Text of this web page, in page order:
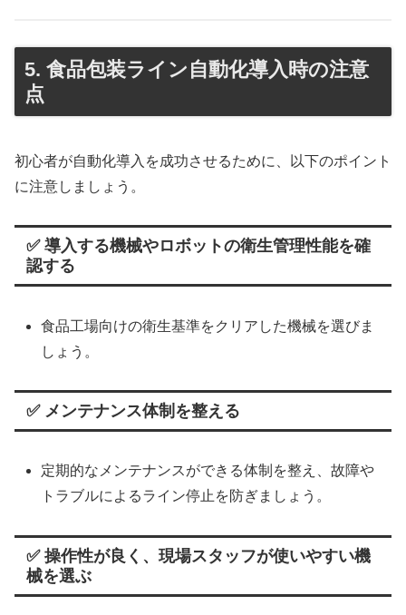
5. 食品包装ライン自動化導入時の注意
点
初心者が自動化導入を成功させるために、以下のポイント
に注意しましょう。
✅ 導入する機械やロボットの衛生管理性能を確
認する
食品工場向けの衛生基準をクリアした機械を選びま
しょう。
✅ メンテナンス体制を整える
定期的なメンテナンスができる体制を整え、故障や
トラブルによるライン停止を防ぎましょう。
✅ 操作性が良く、現場スタッフが使いやすい機
械を選ぶ